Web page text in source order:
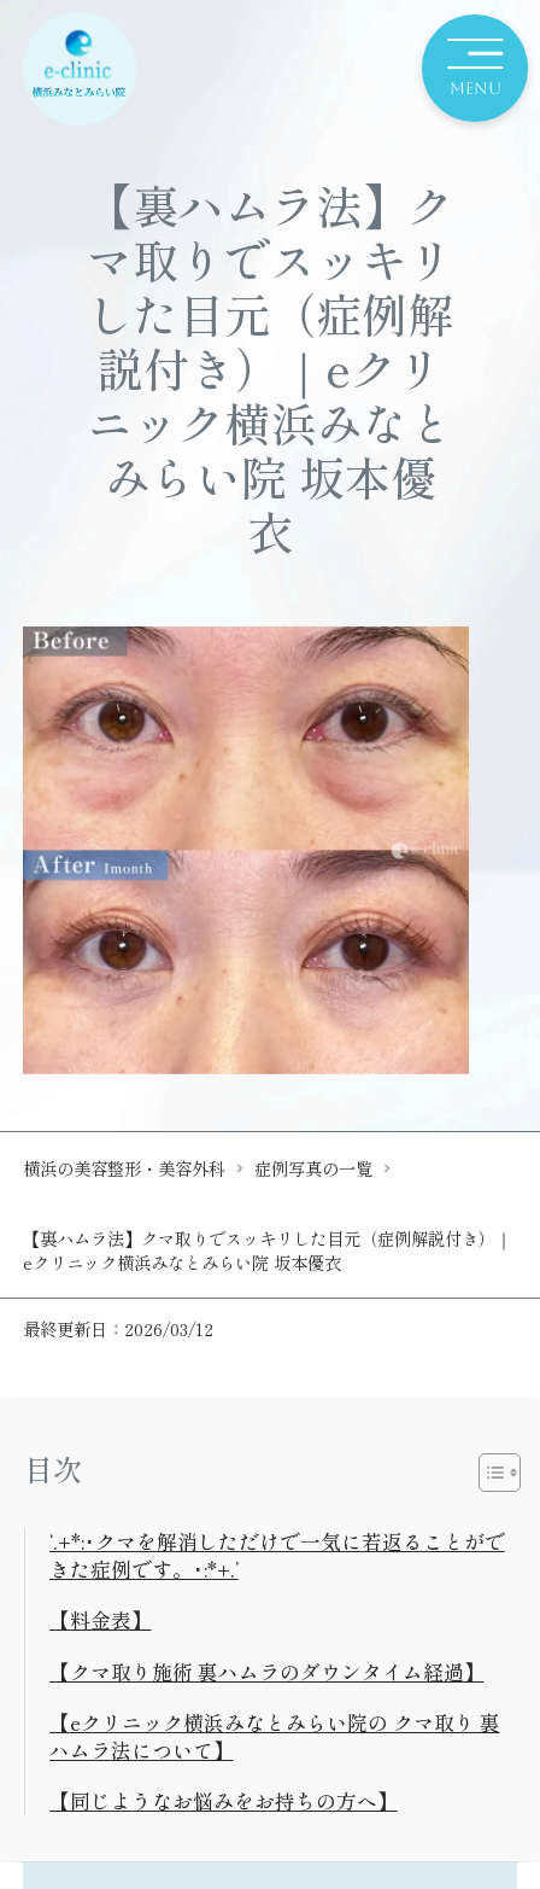
【裏ハムラ法】ク
マ取りでスッキリ
した目元（症例解
説付き）｜eクリ
ニック横浜みなと
みらい院 坂本優
衣
横浜の美容整形・美容外科 症例写真の一覧
【裏ハムラ法】クマ取りでスッキリした目元（症例解説付き）｜
eクリニック横浜みなとみらい院 坂本優衣
最終更新日：2026/03/12
目次
‘.+*:･クマを解消しただけで一気に若返ることがで
きた症例です。･:*+.’
【料金表】
【クマ取り施術 裏ハムラのダウンタイム経過】
【eクリニック横浜みなとみらい院の クマ取り 裏
ハムラ法について】
【同じようなお悩みをお持ちの方へ】